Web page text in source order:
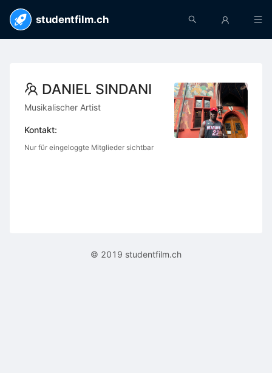
studentfilm.ch
DANIEL SINDANI
Musikalischer Artist
Kontakt:
Nur für eingeloggte Mitglieder sichtbar
© 2019 studentfilm.ch